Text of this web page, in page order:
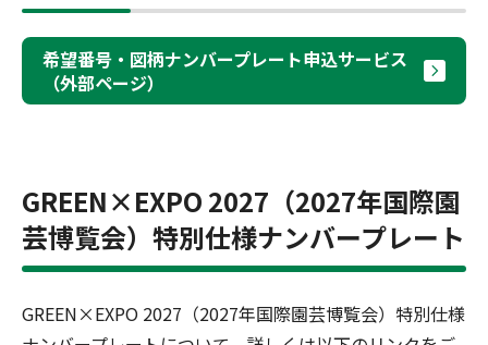
希望番号・図柄ナンバープレート申込サービス
（外部ページ）
GREEN×EXPO 2027（2027年国際園
芸博覧会）特別仕様ナンバープレート
GREEN×EXPO 2027（2027年国際園芸博覧会）特別仕様